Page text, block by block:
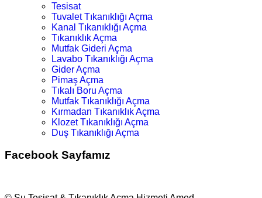
Tesisat
Tuvalet Tıkanıklığı Açma
Kanal Tıkanıklığı Açma
Tıkanıklık Açma
Mutfak Gideri Açma
Lavabo Tıkanıklığı Açma
Gider Açma
Pimaş Açma
Tıkalı Boru Açma
Mutfak Tıkanıklığı Açma
Kırmadan Tıkanıklık Açma
Klozet Tıkanıklığı Açma
Duş Tıkanıklığı Açma
Facebook Sayfamız